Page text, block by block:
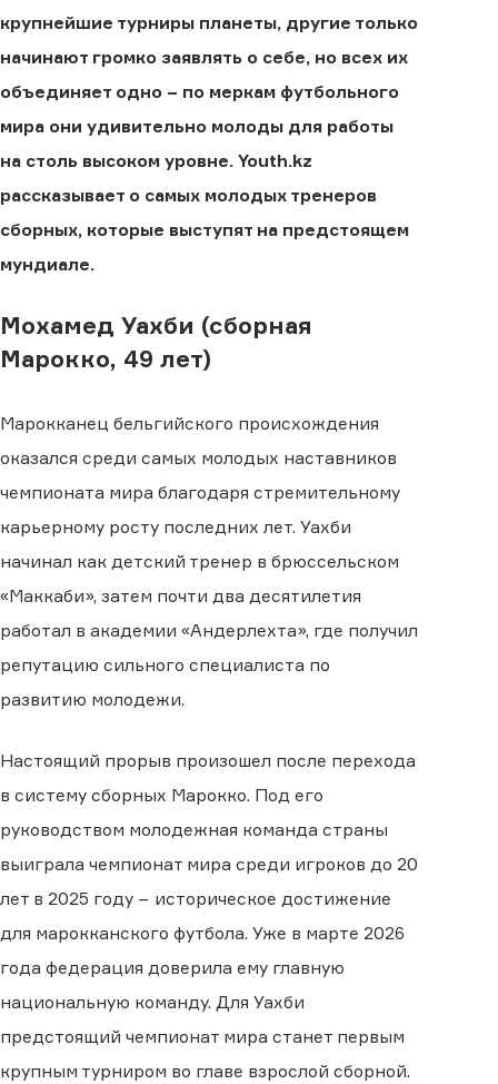
крупнейшие турниры планеты, другие только
начинают громко заявлять о себе, но всех их
объединяет одно − по меркам футбольного
мира они удивительно молоды для работы
на столь высоком уровне. Youth.kz
рассказывает о самых молодых тренеров
сборных, которые выступят на предстоящем
мундиале.
Мохамед Уахби (сборная
Марокко, 49 лет)
Марокканец бельгийского происхождения
оказался среди самых молодых наставников
чемпионата мира благодаря стремительному
карьерному росту последних лет. Уахби
начинал как детский тренер в брюссельском
«Маккаби», затем почти два десятилетия
работал в академии «Андерлехта», где получил
репутацию сильного специалиста по
развитию молодежи.
Настоящий прорыв произошел после перехода
в систему сборных Марокко. Под его
руководством молодежная команда страны
выиграла чемпионат мира среди игроков до 20
лет в 2025 году − историческое достижение
для марокканского футбола. Уже в марте 2026
года федерация доверила ему главную
национальную команду. Для Уахби
предстоящий чемпионат мира станет первым
крупным турниром во главе взрослой сборной.